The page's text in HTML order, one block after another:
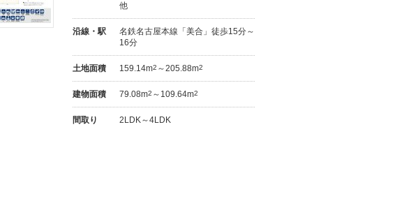
他
沿線・駅
名鉄名古屋本線「美合」徒歩15分～
16分
土地面積 159.14m2 ～205.88m2
建物面積 79.08m2 ～109.64m2
間取り 2LDK～4LDK